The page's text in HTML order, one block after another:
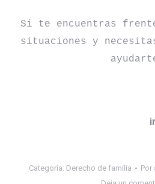
Si te encuentras
situaciones y
Categoría: Derecho de familia Por